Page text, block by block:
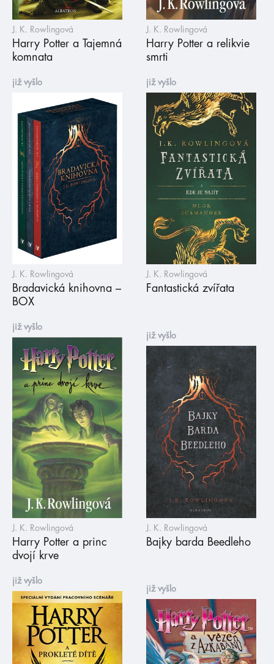
J. K. Rowlingová
Harry Potter a Tajemná
komnata
J. K. Rowlingová
Harry Potter a relikvie
smrti
již vyšlo
J. K. Rowlingová
Bradavická knihovna –
BOX
již vyšlo
J. K. Rowlingová
Fantastická zvířata
již vyšlo
J. K. Rowlingová
Harry Potter a princ
dvojí krve
již vyšlo
J. K. Rowlingová
Bajky barda Beedleho
již vyšlo
již vyšlo